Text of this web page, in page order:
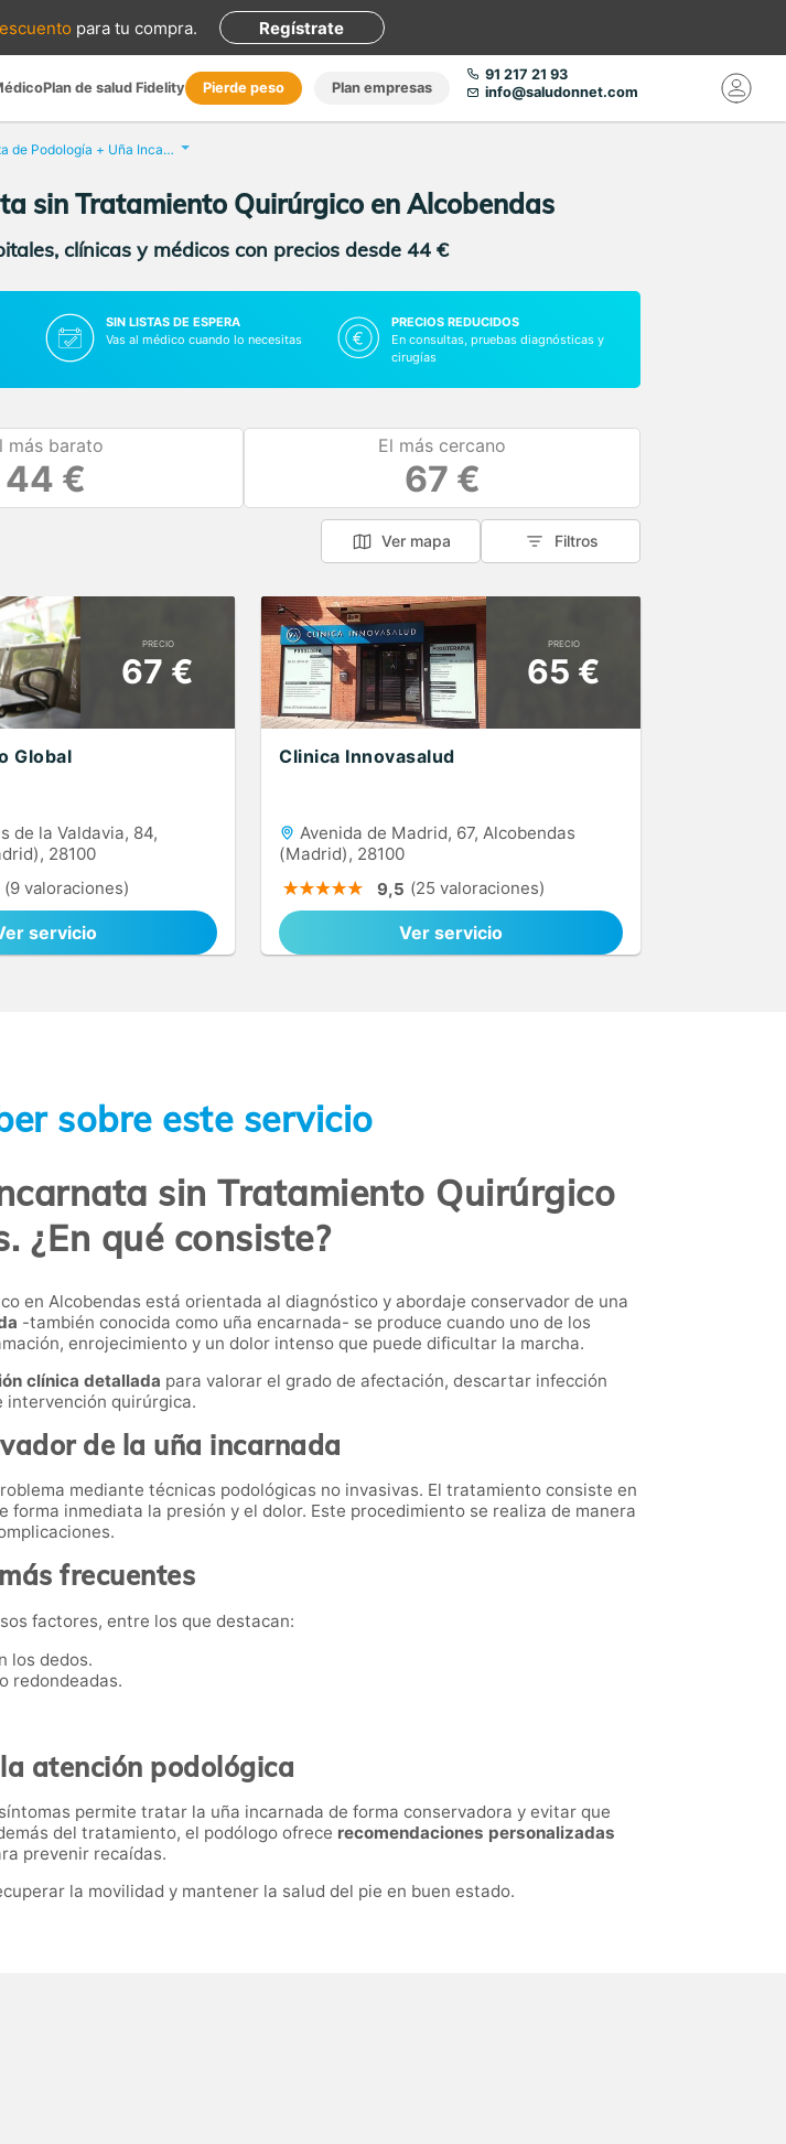
para tu compra. Regístrate
Plan de salud Fidelity Pierde peso Plan empresas
91 217 21 93
info@saludonnet.com
Consulta de Podología + Uña Incarnata sin Tratamiento Quirúrgico
sin Tratamiento Quirúrgico en Alcobendas
clínicas y médicos con precios desde 44 €
SIN LISTAS DE ESPERA
Vas al médico cuando lo necesitas
PRECIOS REDUCIDOS
En consultas, pruebas diagnósticas y
cirugías
más barato
44 €
El más cercano
67 €
Ver mapa Filtros
PRECIO
67 €
Global
de la Valdavia, 84,
28100
(9 valoraciones)
servicio
PRECIO
65 €
Clinica Innovasalud
Avenida de Madrid, 67, Alcobendas
(Madrid), 28100
9,5 (25 valoraciones)
Ver servicio
sobre este servicio
sin Tratamiento Quirúrgico
¿En qué consiste?
en Alcobendas está orientada al diagnóstico y abordaje conservador de una
-también conocida como uña encarnada- se produce cuando uno de los
enrojecimiento y un dolor intenso que puede dificultar la marcha.
clínica detallada para valorar el grado de afectación, descartar infección
intervención quirúrgica.
de la uña incarnada
mediante técnicas podológicas no invasivas. El tratamiento consiste en
forma inmediata la presión y el dolor. Este procedimiento se realiza de manera
frecuentes
factores, entre los que destacan:
los dedos.
redondeadas.
atención podológica
permite tratar la uña incarnada de forma conservadora y evitar que
del tratamiento, el podólogo ofrece recomendaciones personalizadas
prevenir recaídas.
la movilidad y mantener la salud del pie en buen estado.